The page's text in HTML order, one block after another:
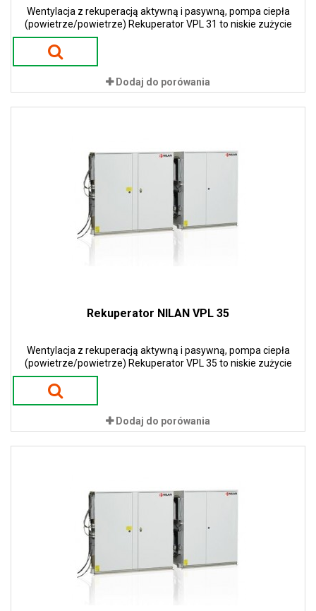
Wentylacja z rekuperacją aktywną i pasywną, pompa ciepła
(powietrze/powietrze) Rekuperator VPL 31 to niskie zużycie
energii i niskie koszty eksploatacji. Zastosowanie pomp ciepła w
urządzeniach gwarantuje 100 % sprawności w procesie odzysku
ciepła. To przekłada się na ogromne oszczędności energii i tym
samym niskie koszty eksploatacji.
Dodaj do porówania
Rekuperator NILAN VPL 35
Wentylacja z rekuperacją aktywną i pasywną, pompa ciepła
(powietrze/powietrze) Rekuperator VPL 35 to niskie zużycie
energii i niskie koszty eksploatacji. Zastosowanie pomp ciepła w
urządzeniach gwarantuje 100 % sprawności w procesie odzysku
ciepła. To przekłada się na ogromne oszczędności energii i tym
samym niskie koszty eksploatacji.
Dodaj do porówania